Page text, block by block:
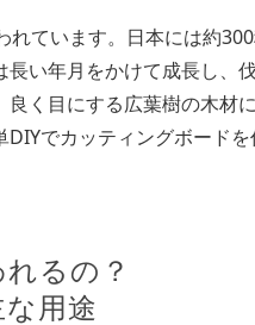
ています。日本には約
い年月をかけて成長し、
く目にする広葉樹の木材
でカッティングボード
るの？
用途